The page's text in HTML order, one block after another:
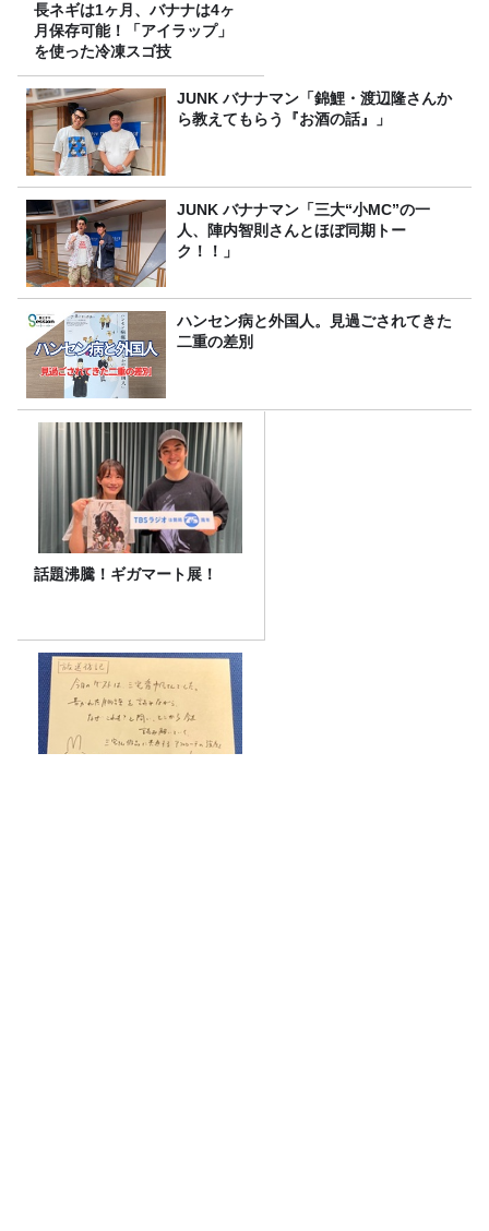
長ネギは1ヶ月、バナナは4ヶ
月保存可能！「アイラップ」
を使った冷凍スゴ技
JUNK バナナマン「錦鯉・渡辺隆さんか
ら教えてもらう『お酒の話』」
JUNK バナナマン「三大“小MC”の一
人、陣内智則さんとほぼ同期トー
ク！！」
ハンセン病と外国人。見過ごされてきた
二重の差別
話題沸騰！ギガマート展！